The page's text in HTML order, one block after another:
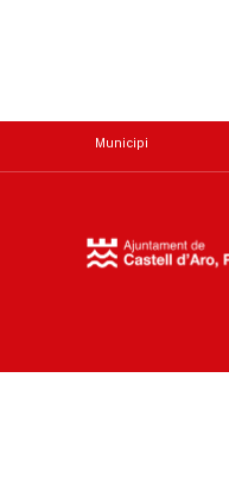
Municipi